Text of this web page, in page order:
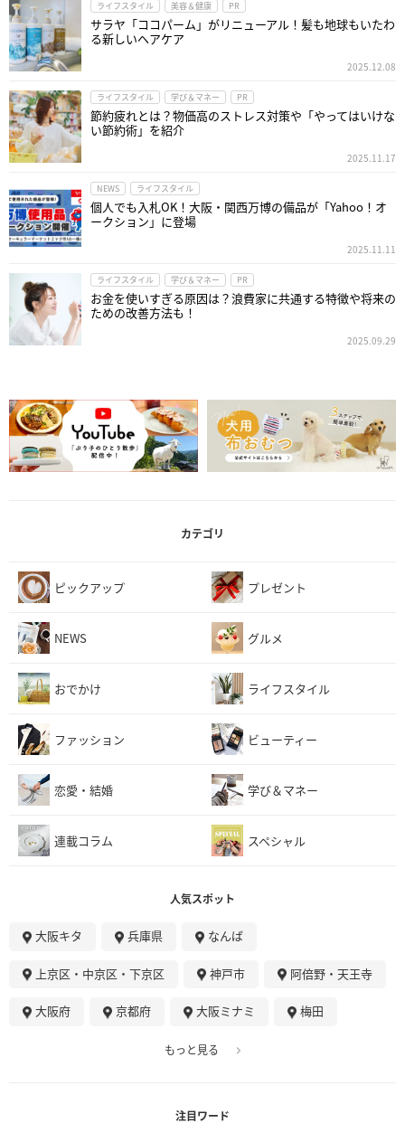
ライフスタイル 美容＆健康 PR
サラヤ「ココパーム」がリニューアル！髪も地球もいたわ
る新しいヘアケア
2025.12.08
ライフスタイル 学び＆マネー PR
節約疲れとは？物価高のストレス対策や「やってはいけな
い節約術」を紹介
2025.11.17
NEWS ライフスタイル
個人でも入札OK！大阪・関西万博の備品が「Yahoo！オ
ークション」に登場
2025.11.11
ライフスタイル 学び＆マネー PR
お金を使いすぎる原因は？浪費家に共通する特徴や将来の
ための改善方法も！
2025.09.29
カテゴリ
ピックアップ プレゼント
NEWS グルメ
おでかけ ライフスタイル
ファッション ビューティー
恋愛・結婚 学び＆マネー
連載コラム スペシャル
人気スポット
大阪キタ 兵庫県 なんば
上京区・中京区・下京区 神戸市 阿倍野・天王寺
大阪府 京都府 大阪ミナミ 梅田
もっと見る
注目ワード